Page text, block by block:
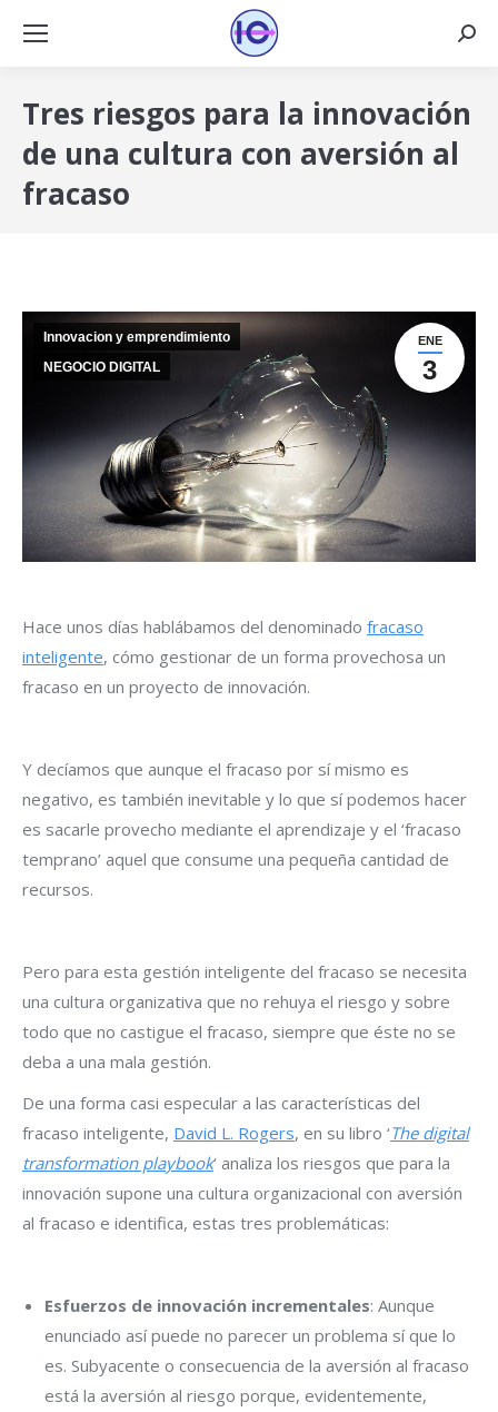
Tres riesgos para la innovación
de una cultura con aversión al
fracaso
ENE
3
Innovacion y emprendimiento
NEGOCIO DIGITAL
Hace unos días hablábamos del denominado fracaso
inteligente, cómo gestionar de un forma provechosa un
fracaso en un proyecto de innovación.
Y decíamos que aunque el fracaso por sí mismo es
negativo, es también inevitable y lo que sí podemos hacer
es sacarle provecho mediante el aprendizaje y el ‘fracaso
temprano’ aquel que consume una pequeña cantidad de
recursos.
Pero para esta gestión inteligente del fracaso se necesita
una cultura organizativa que no rehuya el riesgo y sobre
todo que no castigue el fracaso, siempre que éste no se
deba a una mala gestión.
De una forma casi especular a las características del
fracaso inteligente, David L. Rogers, en su libro ‘The digital
transformation playbook‘ analiza los riesgos que para la
innovación supone una cultura organizacional con aversión
al fracaso e identifica, estas tres problemáticas:
Esfuerzos de innovación incrementales: Aunque
enunciado así puede no parecer un problema sí que lo
es. Subyacente o consecuencia de la aversión al fracaso
está la aversión al riesgo porque, evidentemente,